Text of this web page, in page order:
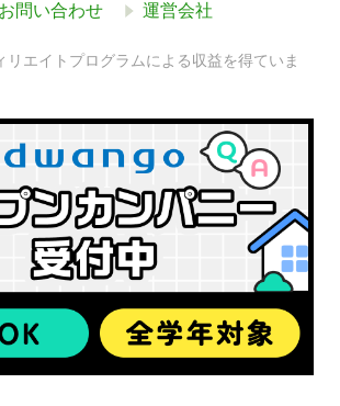
問い合わせ 運営会社
リエイトプログラムによる収益を得ていま